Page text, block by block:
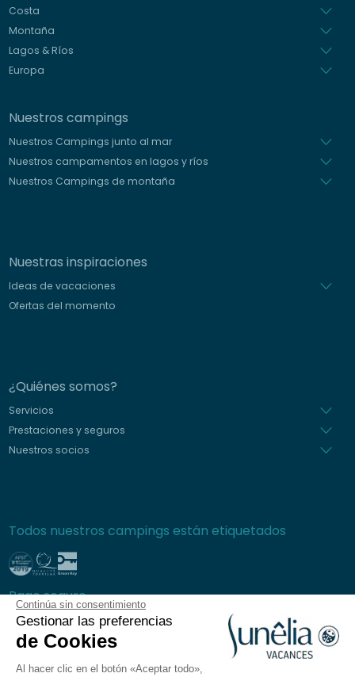
Continúa sin consentimiento
Gestionar las preferencias
de Cookies
Al hacer clic en el botón «Aceptar todo»,
Costa
Montaña
Lagos & Ríos
Europa
Nuestros campings
Nuestros Campings junto al mar
Nuestros campamentos en lagos y ríos
Nuestros Campings de montaña
Nuestras inspiraciones
Ideas de vacaciones
Ofertas del momento
¿Quiénes somos?
Servicios
Prestaciones y seguros
Nuestros socios
Todos nuestros campings están etiquetados
Pago seguro